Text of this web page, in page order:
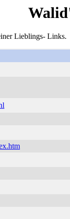
Lieblings- Links.